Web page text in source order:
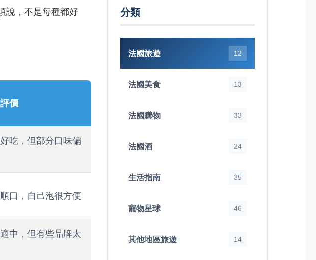
說，不是每種都好
價
吃，但部分口味偏
口，自己泡很方便
中，但有些品牌太
分類
法國旅遊 12
法國美食 13
法國購物 33
法國酒 24
生活指南 35
寵物星球 46
其他地區旅遊 14